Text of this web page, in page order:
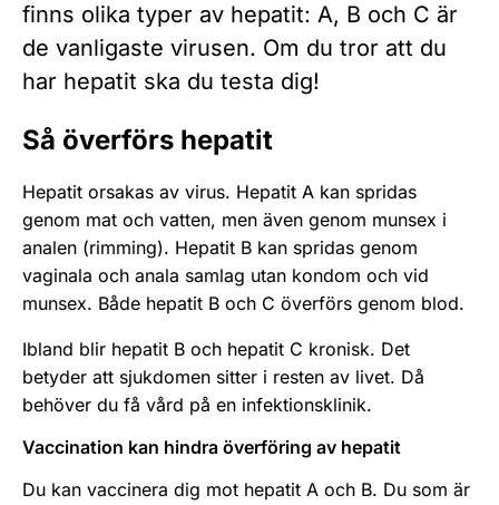
finns olika typer av hepatit: A, B och C är
de vanligaste virusen. Om du tror att du
har hepatit ska du testa dig!
Så överförs hepatit
Hepatit orsakas av virus. Hepatit A kan spridas
genom mat och vatten, men även genom munsex i
analen (rimming). Hepatit B kan spridas genom
vaginala och anala samlag utan kondom och vid
munsex. Både hepatit B och C överförs genom blod.
Ibland blir hepatit B och hepatit C kronisk. Det
betyder att sjukdomen sitter i resten av livet. Då
behöver du få vård på en infektionsklinik.
Vaccination kan hindra överföring av hepatit
Du kan vaccinera dig mot hepatit A och B. Du som är